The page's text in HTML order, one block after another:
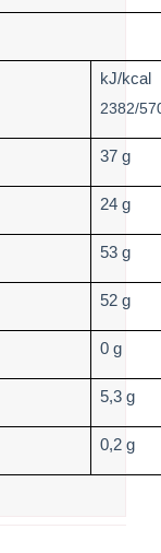
kJ/kcal
2382/
37 g
24 g
53 g
52 g
0 g
5,3 g
0,2 g